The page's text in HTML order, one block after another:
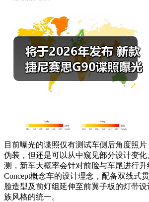
目前曝光的谍照仅有测试车侧后角度照
伪装，但还是可以从中窥见部分设计变
测，新车大概率会针对前脸与车尾进行升
Concept概念车的设计理念，配备双线式
脸造型及前灯组延伸至前翼子板的灯带
族风格的统一。